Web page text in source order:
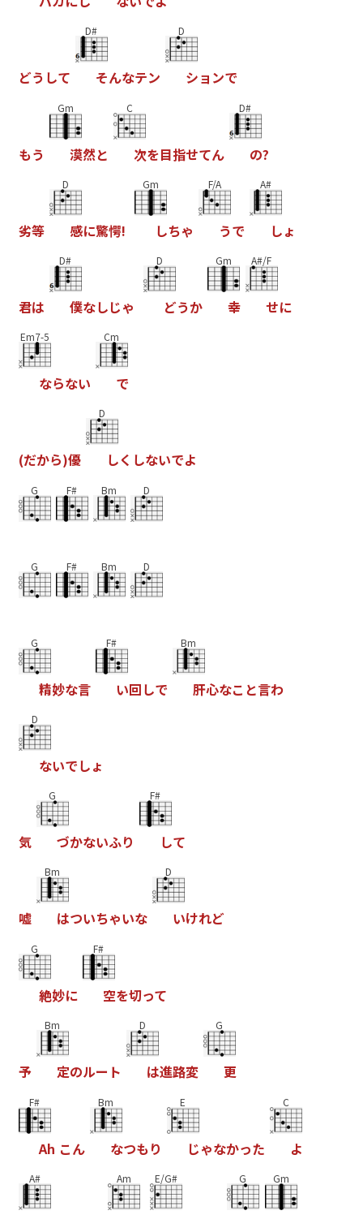
どう して
D#
そんなテン
D
ショ ンで
もう
Gm
漠然と
C
次を目指せてん
D#
の?
劣等
D
感に驚愕!
Gm
しちゃ
F/A
うで
A#
しょ
君は
D#
僕なしじゃ
D
どうか
Gm
幸
A#/F
せに
Em7-5
ならない
Cm
で
(だから)優
D
しく しないでよ
G F# Bm D
G F# Bm D
G
精妙な言
F#
い回しで
Bm
肝心なこ と言わ
D
ないでしょ
気
G
づかないふり
F#
して
嘘
Bm
はついちゃいな
D
いけれど
G
絶妙に
F#
空を切って
予
Bm
定のルー ト
D
は進路変
G
更
F#
Ah こん
Bm
なつもり
E
じゃなかった
C
よ
A# Am E/G# G Gm